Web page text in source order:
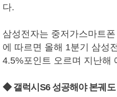
다.
삼성전자는 중저가스마트
에 따르면 올해 1분기 삼성
4.5%포인트 오르며 지난해
◆ 갤럭시S6 성공해야 본궤도